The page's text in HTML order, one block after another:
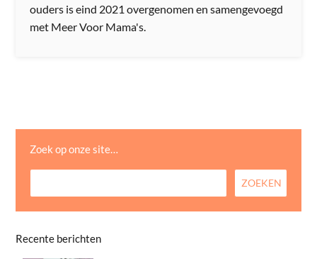
ouders is eind 2021 overgenomen en samengevoegd
met Meer Voor Mama's.
Zoek op onze site…
Recente berichten